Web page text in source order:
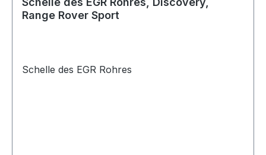
Range Rover Sport
Schelle des EGR Rohres